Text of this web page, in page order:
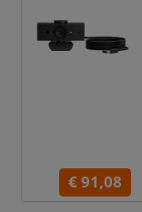
€ 91,08